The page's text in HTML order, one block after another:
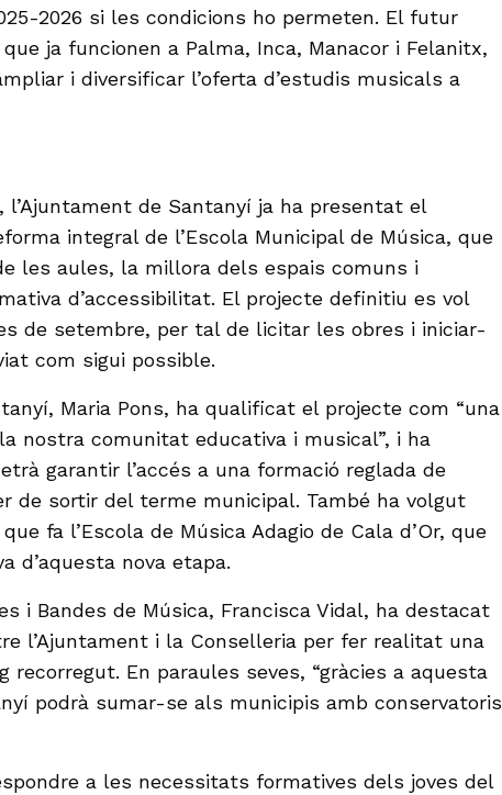
2026 si les condicions ho permeten. El futur
ja funcionen a Palma, Inca, Manacor i Felanitx,
i diversificar l’oferta d’estudis musicals a
l’Ajuntament de Santanyí ja ha presentat el
integral de l’Escola Municipal de Música, que
les aules, la millora dels espais comuns i
d’accessibilitat. El projecte definitiu es vol
de setembre, per tal de licitar les obres i iniciar-
com sigui possible.
Maria Pons, ha qualificat el projecte com “una
nostra comunitat educativa i musical”, i ha
garantir l’accés a una formació reglada de
de sortir del terme municipal. També ha volgut
fa l’Escola de Música Adagio de Cala d’Or, que
d’aquesta nova etapa.
i Bandes de Música, Francisca Vidal, ha destacat
l’Ajuntament i la Conselleria per fer realitat una
recorregut. En paraules seves, “gràcies a aquesta
podrà sumar-se als municipis amb conservatoris
a les necessitats formatives dels joves del